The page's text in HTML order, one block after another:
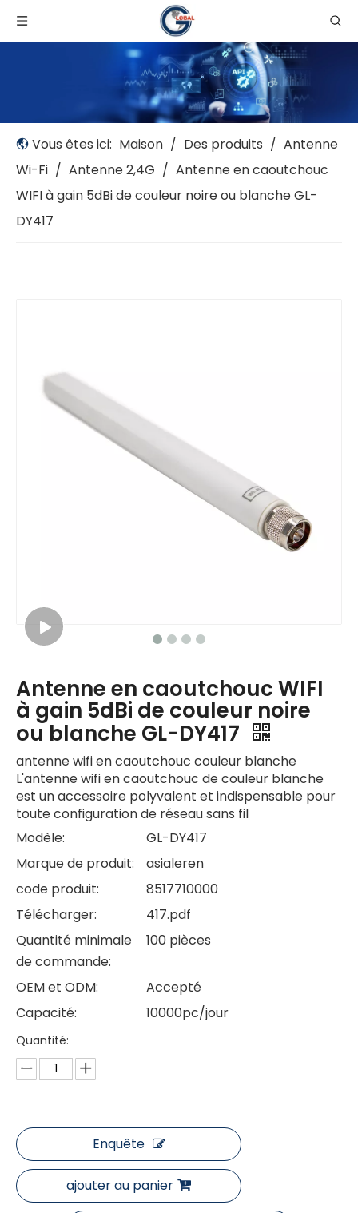
Vous êtes ici: Maison / Des produits / Antenne
Wi-Fi / Antenne 2,4G / Antenne en caoutchouc
WIFI à gain 5dBi de couleur noire ou blanche GL-
DY417
Antenne en caoutchouc WIFI
à gain 5dBi de couleur noire
ou blanche GL-DY417
antenne wifi en caoutchouc couleur blanche
L'antenne wifi en caoutchouc de couleur blanche
est un accessoire polyvalent et indispensable pour
toute configuration de réseau sans fil
Modèle:
GL-DY417
Marque de produit:
asialeren
code produit:
8517710000
Télécharger:
417.pdf
Quantité minimale
de commande:
100 pièces
OEM et ODM:
Accepté
Capacité:
10000pc/jour
Quantité:
Enquête
ajouter au panier